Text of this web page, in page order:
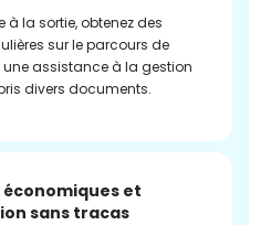
à la sortie, obtenez des
sur le parcours de
assistance à la gestion
divers documents.
et
sans tracas